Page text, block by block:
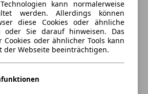
kann normalerweise
werden. Allerdings können
diese Cookies oder ähnliche
oder Sie darauf hinweisen. Das
Cookies oder ähnlicher Tools kann
der Webseite beeinträchtigen.